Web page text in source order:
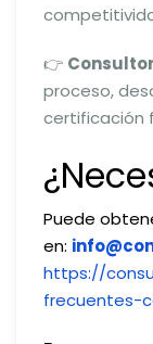
👉
proceso,
certificación
Puede
en:
https://
frecuentes-